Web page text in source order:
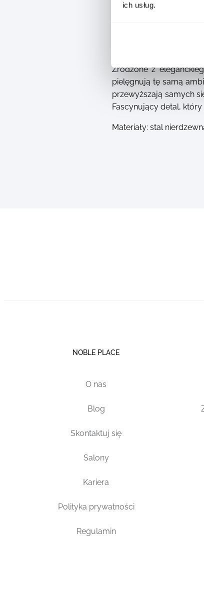
ich usług.
Zrodzone z
pielęgnują tę samą
przewyższają samych
Fascynujący detal,
Materiały: stal
NOBLE PLACE
O nas
Blog
Skontaktuj się
Salony
Kariera
Polityka prywatności
Regulamin